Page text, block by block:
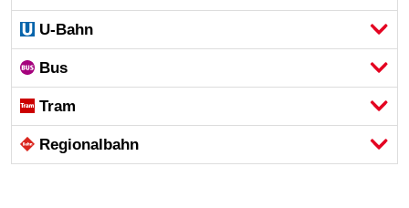
U-Bahn
Bus
Tram
Regional­bahn